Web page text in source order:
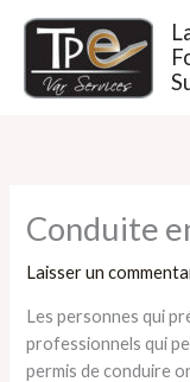
contenu
Conduite
Laisser un
Les personnes qui
professionnels qui
permis de conduire